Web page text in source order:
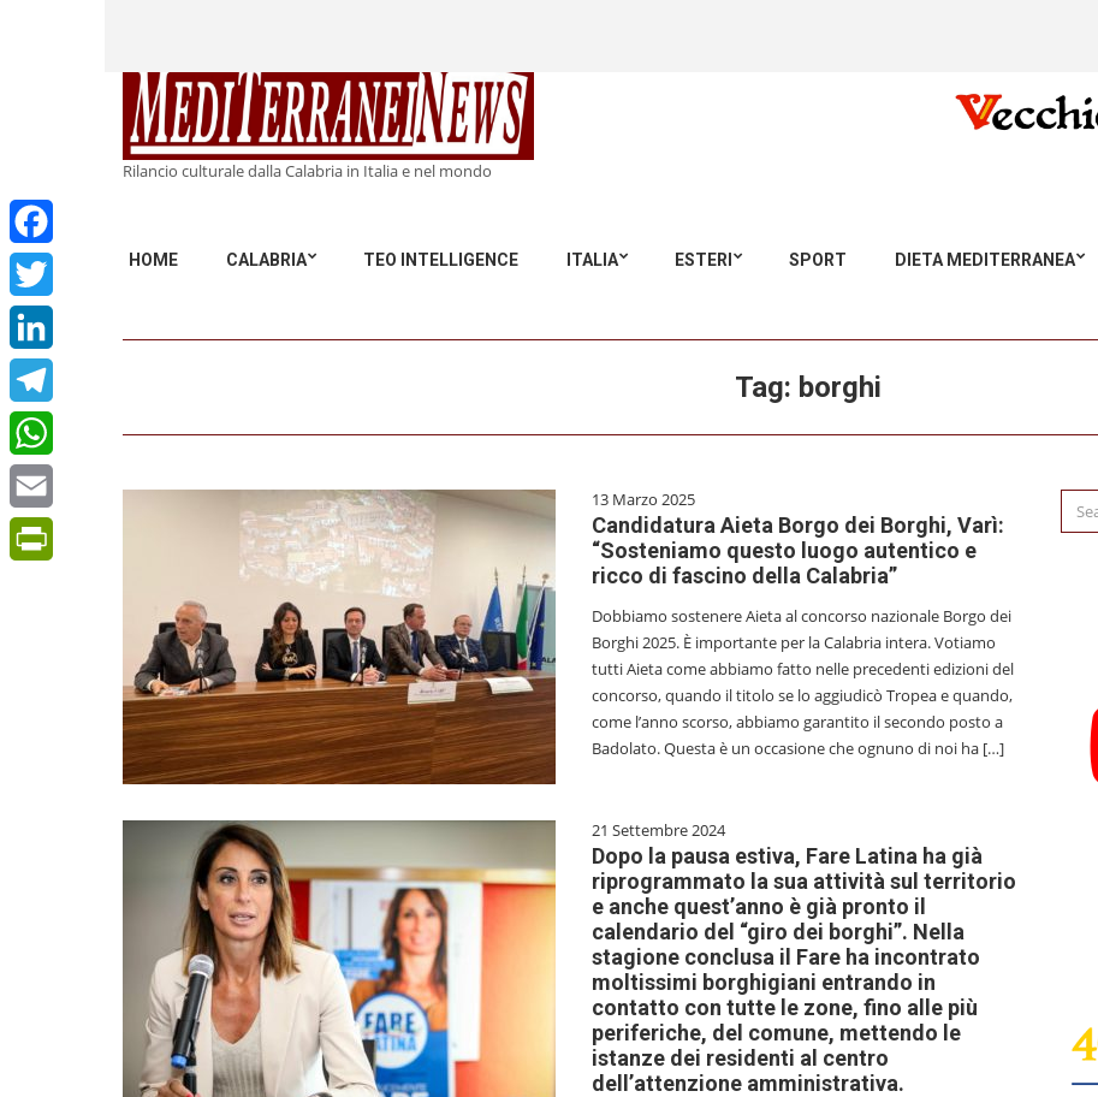
Rilancio culturale dalla Calabria in Italia e nel mondo
HOME CALABRIA TEO INTELLIGENCE ITALIA ESTERI SPORT DIETA MEDITERRANEA
Facebook
Twitter
LinkedIn
Telegram
WhatsApp
Email
Tag: borghi
13 Marzo 2025
Candidatura Aieta Borgo dei Borghi, Varì:
“Sosteniamo questo luogo autentico e
ricco di fascino della Calabria”
Dobbiamo sostenere Aieta al concorso nazionale Borgo dei
Borghi 2025. È importante per la Calabria intera. Votiamo
tutti Aieta come abbiamo fatto nelle precedenti edizioni del
concorso, quando il titolo se lo aggiudicò Tropea e quando,
come l’anno scorso, abbiamo garantito il secondo posto a
Badolato. Questa è un occasione che ognuno di noi ha […]
21 Settembre 2024
Dopo la pausa estiva, Fare Latina ha già
riprogrammato la sua attività sul territorio
e anche quest’anno è già pronto il
calendario del “giro dei borghi”. Nella
stagione conclusa il Fare ha incontrato
moltissimi borghigiani entrando in
contatto con tutte le zone, fino alle più
periferiche, del comune, mettendo le
istanze dei residenti al centro
dell’attenzione amministrativa.
Search
for: